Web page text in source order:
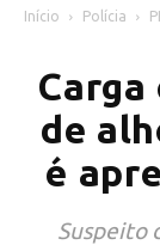
Início Polícia
Carga
de
é
Suspeito